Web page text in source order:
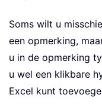
Soms wilt u
een opmerking,
u in de opmerking
u wel een klikbare
Excel kunt